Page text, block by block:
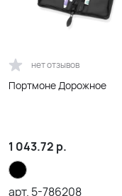
нет отзывов
Портмоне Дорожное
1 043.72 р.
арт. 5-786208